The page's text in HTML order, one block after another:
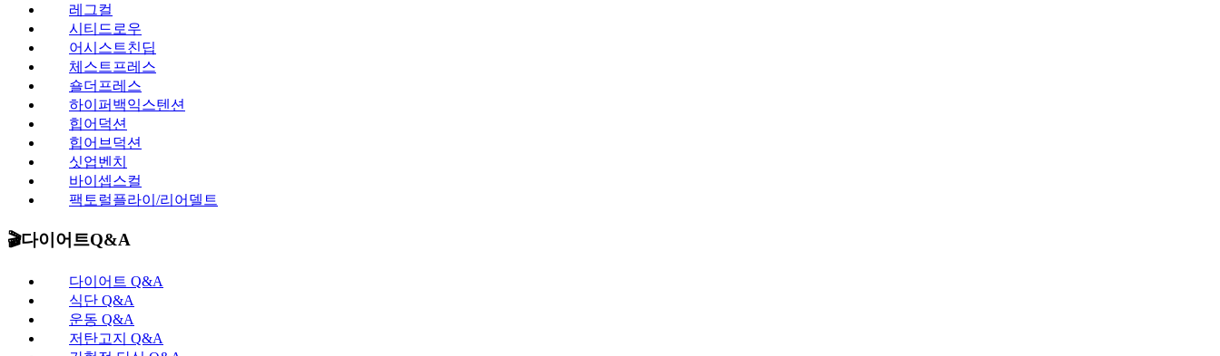
레그컬
시티드로우
어시스트친딥
체스트프레스
숄더프레스
하이퍼백익스텐션
힙어덕션
힙어브덕션
싯업벤치
바이셉스컬
팩토럴플라이/리어델트
🎬다이어트Q&A
다이어트 Q&A
식단 Q&A
운동 Q&A
저탄고지 Q&A